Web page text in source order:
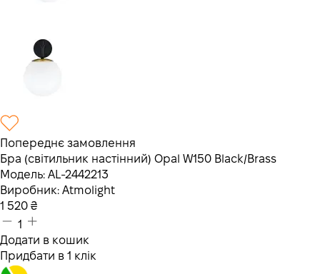
Попереднє замовлення
Бра (світильник настінний) Opal W150 Black/Brass
Модель: AL-2442213
Виробник: Atmolight
1 520 ₴
1
Додати в кошик
Придбати в 1 клік